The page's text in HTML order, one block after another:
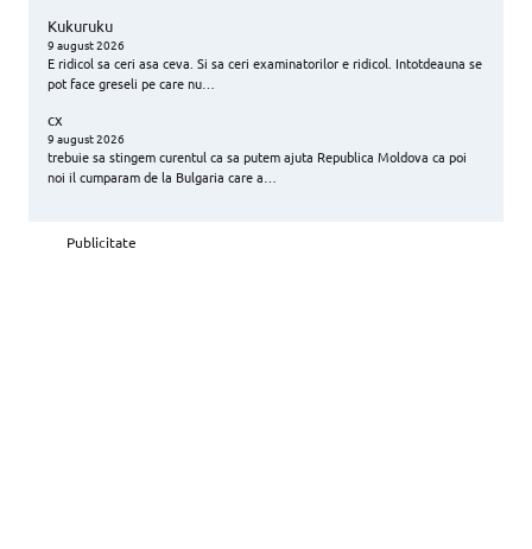
Kukuruku
9 august 2026
E ridicol sa ceri asa ceva. Si sa ceri examinatorilor e ridicol. Intotdeauna se
pot face greseli pe care nu…
cx
9 august 2026
trebuie sa stingem curentul ca sa putem ajuta Republica Moldova ca poi
noi il cumparam de la Bulgaria care a…
Publicitate